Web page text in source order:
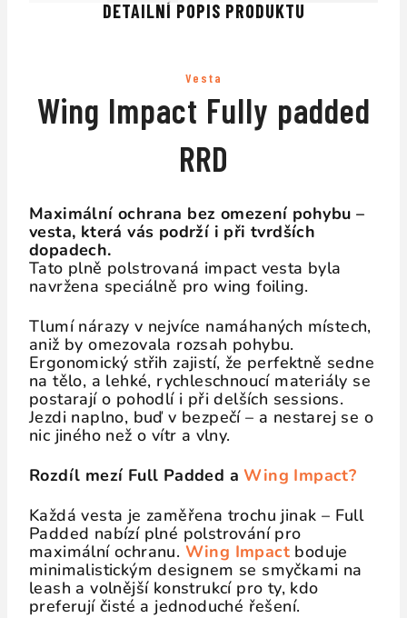
DETAILNÍ POPIS PRODUKTU
Vesta
Wing Impact Fully padded
RRD
Maximální ochrana bez omezení pohybu –
vesta, která vás podrží i při tvrdších
dopadech.
Tato plně polstrovaná impact vesta byla
navržena speciálně pro wing foiling.
Tlumí nárazy v nejvíce namáhaných místech,
aniž by omezovala rozsah pohybu.
Ergonomický střih zajistí, že perfektně sedne
na tělo, a lehké, rychleschnoucí materiály se
postarají o pohodlí i při delších sessions.
Jezdi naplno, buď v bezpečí – a nestarej se o
nic jiného než o vítr a vlny.
Rozdíl mezí Full Padded aWing Impact?
Každá vesta je zaměřena trochu jinak – Full
Padded nabízí plné polstrování pro
maximální ochranu. Wing Impact boduje
minimalistickým designem se smyčkami na
leash a volnější konstrukcí pro ty, kdo
preferují čisté a jednoduché řešení.